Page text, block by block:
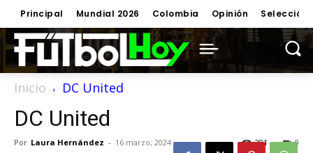
Principal Mundial 2026 Colombia Opinión Selección
Inicio DC United
DC United
Por Laura Hernández - 16 marzo, 2024 0
291